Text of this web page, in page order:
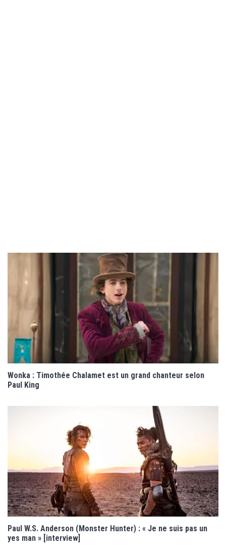
Wonka : Timothée Chalamet est un grand chanteur selon
Paul King
Paul W.S. Anderson (Monster Hunter) : « Je ne suis pas un
yes man » [interview]